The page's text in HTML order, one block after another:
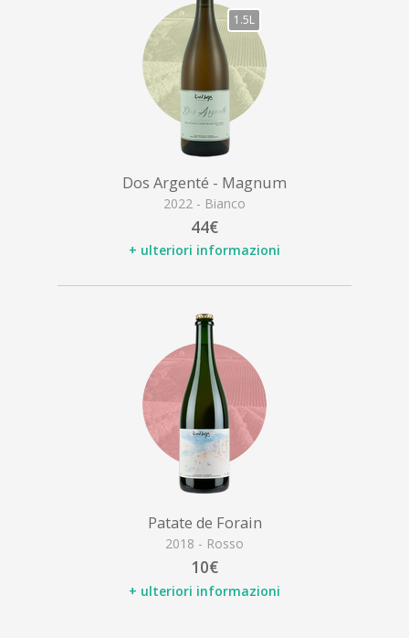
1.5L
Dos Argenté - Magnum
2022 - Bianco
44€
+ ulteriori informazioni
Patate de Forain
2018 - Rosso
10€
+ ulteriori informazioni